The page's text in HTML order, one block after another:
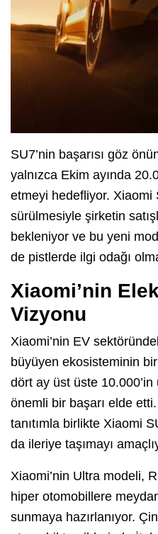
SU7’nin başarısı göz
yalnızca Ekim ayında
etmeyi hedefliyor. Xiaomi
sürülmesiyle şirketin
bekleniyor ve bu yeni
de pistlerde ilgi odağı
Xiaomi’nin
Vizyonu
Xiaomi’nin EV
büyüyen ekosisteminin
dört ay üst üste
önemli bir başarı elde
tanıtımla birlikte Xiaomi
da ileriye taşımayı
Xiaomi’nin Ultra modeli,
hiper otomobillere
sunmaya hazırlanıyor.